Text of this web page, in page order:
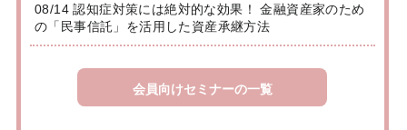
08/14 認知症対策には絶対的な効果！ 金融資産家のため
の「民事信託」を活用した資産承継方法
会員向けセミナーの一覧